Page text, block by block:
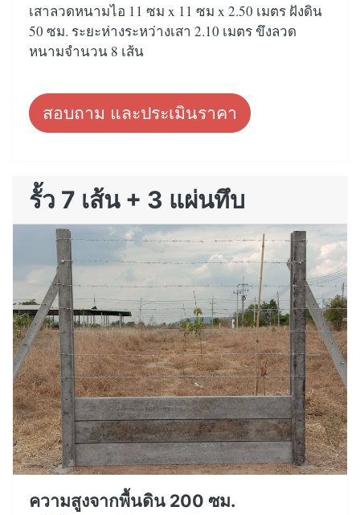
เสาลวดหนามไอ 11 ซม x 11 ซม x 2.50 เมตร ฝังดิน
50 ซม. ระยะห่างระหว่างเสา 2.10 เมตร ขึงลวด
หนามจำนวน 8 เส้น
สอบถาม และประเมินราคา
รั้ว 7 เส้น + 3 แผ่นทึบ
ความสูงจากพื้นดิน 200 ซม.